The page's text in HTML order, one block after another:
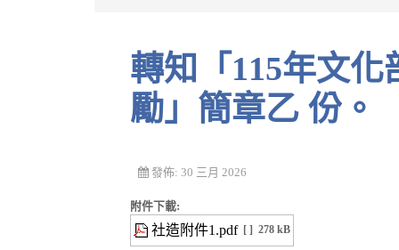
轉知「115年文化部社造築夢培養皿徵選獎
勵」簡章乙 份。
發佈: 30 三月 2026
附件下載:
社造附件1.pdf 278 kB